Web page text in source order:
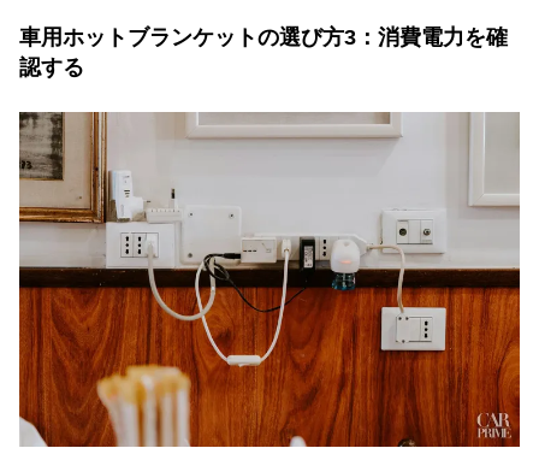
車用ホットブランケットの選び方3：消費電力を確
認する